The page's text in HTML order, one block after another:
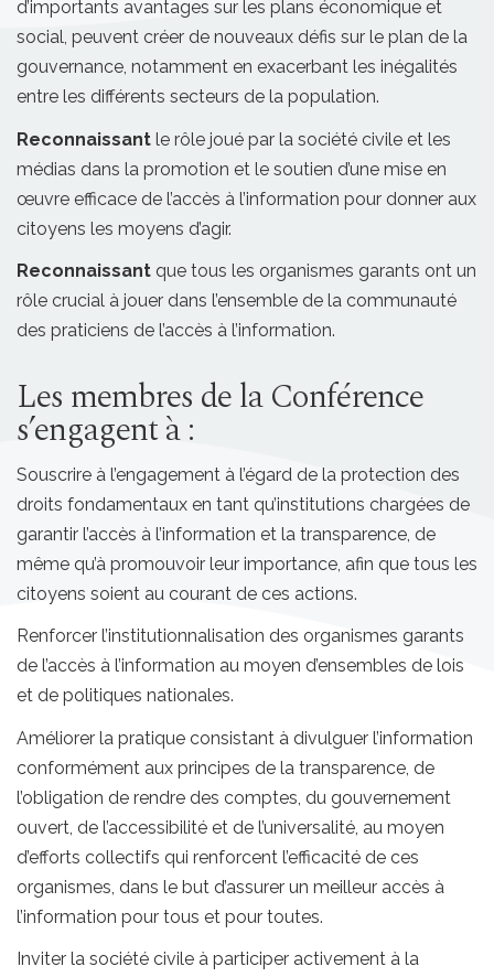
d’importants avantages sur les plans économique et
social, peuvent créer de nouveaux défis sur le plan de la
gouvernance, notamment en exacerbant les inégalités
entre les différents secteurs de la population.
Reconnaissant le rôle joué par la société civile et les
médias dans la promotion et le soutien d’une mise en
œuvre efficace de l’accès à l’information pour donner aux
citoyens les moyens d’agir.
Reconnaissant que tous les organismes garants ont un
rôle crucial à jouer dans l’ensemble de la communauté
des praticiens de l’accès à l’information.
Les membres de la Conférence
s’engagent à :
Souscrire à l’engagement à l’égard de la protection des
droits fondamentaux en tant qu’institutions chargées de
garantir l’accès à l’information et la transparence, de
même qu’à promouvoir leur importance, afin que tous les
citoyens soient au courant de ces actions.
Renforcer l’institutionnalisation des organismes garants
de l’accès à l’information au moyen d’ensembles de lois
et de politiques nationales.
Améliorer la pratique consistant à divulguer l’information
conformément aux principes de la transparence, de
l’obligation de rendre des comptes, du gouvernement
ouvert, de l’accessibilité et de l’universalité, au moyen
d’efforts collectifs qui renforcent l’efficacité de ces
organismes, dans le but d’assurer un meilleur accès à
l’information pour tous et pour toutes.
Inviter la société civile à participer activement à la